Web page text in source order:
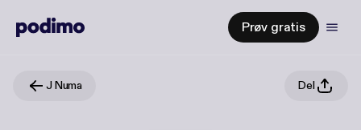
Prøv gratis
J Numa Del